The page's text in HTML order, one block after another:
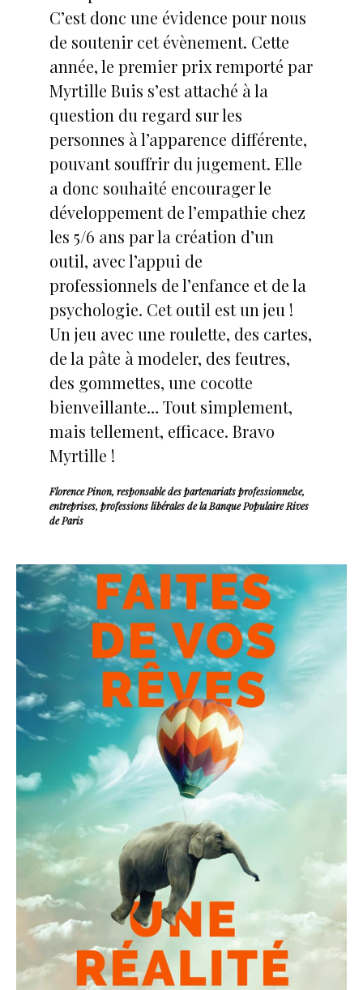
C’est donc une évidence pour nous
de soutenir cet évènement. Cette
année, le premier prix remporté par
Myrtille Buis s’est attaché à la
question du regard sur les
personnes à l’apparence différente,
pouvant souffrir du jugement. Elle
a donc souhaité encourager le
développement de l’empathie chez
les 5/6 ans par la création d’un
outil, avec l’appui de
professionnels de l’enfance et de la
psychologie. Cet outil est un jeu !
Un jeu avec une roulette, des cartes,
de la pâte à modeler, des feutres,
des gommettes, une cocotte
bienveillante… Tout simplement,
mais tellement, efficace. Bravo
Myrtille !
Florence Pinon, responsable des partenariats professionnelse,
entreprises, professions libérales de la Banque Populaire Rives
de Paris